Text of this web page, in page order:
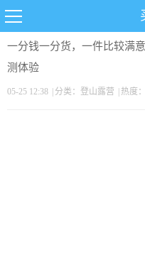
一分钱一分货，一件比较满
测体验
05-25 12:38 分类： 登山露营 热度